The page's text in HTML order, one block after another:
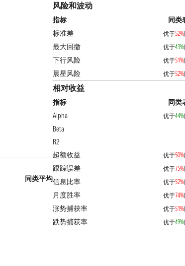
同类平均
风险和波动
指标 同类
标准差
优于52%
最大回撤
优于43%
下行风险
优于51%
晨星风险
优于52%
相对收益
指标
同类
Alpha
优于44%
Beta
R2
超额收益
优于50%
跟踪误差
优于75%
信息比率
优于52%
月度胜率
优于74%
涨势捕获率
优于51%
跌势捕获率
优于49%